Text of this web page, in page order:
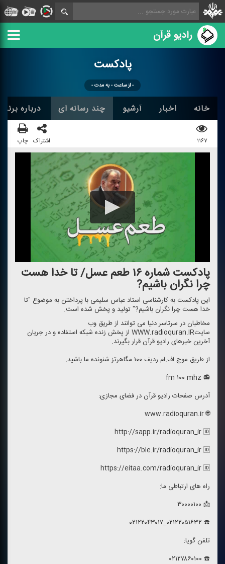
رادیو قرآن
پادكست
- از ساعت - به مدت -
خانه اخبار آرشیو چند رسانه ای درباره
۱۱۶۷ اشتراک چاپ
پادكست شماره ۱۶ طعم عسل/ تا خدا هست
چرا نگران باشیم?
این پادكست به كارشناسی استاد عباس سلیمی با پرداختن به موضوع "تا
خدا هست چرا نگران باشیم?" تولید و پخش شده است.
مخاطبان در سرتاسر دنیا می توانند از طریق وب
سایتWWW.radioquran.IR از پخش زنده شبكه استفاده و در جریان
آخرین خبرهای رادیو قرآن قرار بگیرند.
از طریق موج اف.ام ردیف ۱۰۰ مگاهرتز شنونده ما باشید.
📻 fm ۱۰۰ mhz
آدرس صفحات رادیو قرآن در فضای مجازی:
🌐 www.radioquran.ir
http://sapp.ir/radioquran_ir 🆔
https://ble.ir/radioquran_ir 🆔
https://eitaa.com/radioquran_ir 🆔
راه های ارتباطی ما:
📩 ۳۰۰۰۰۱۰۰
☎️ ۰۲۱۲۲۰۵۱۶۳۲_۰۲۱۲۲۰۴۳۰۱۷
تلفن گویا:
☎️ ۰۲۱۲۷۸۶۰۱۰۰